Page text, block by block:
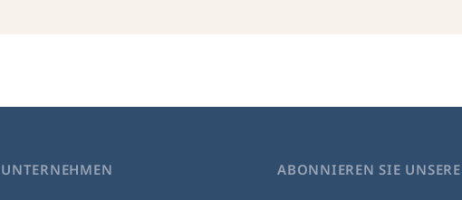
UNTERNEHMEN ABONNIEREN SIE